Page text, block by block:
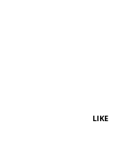
LIKE